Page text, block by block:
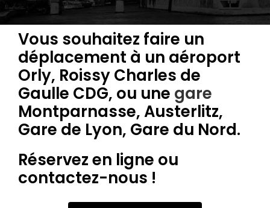
Vous souhaitez faire un
déplacement à un aéroport
Orly, Roissy Charles de
Gaulle CDG, ou une gare
Montparnasse, Austerlitz,
Gare de Lyon, Gare du Nord.
Réservez en ligne ou
contactez-nous !